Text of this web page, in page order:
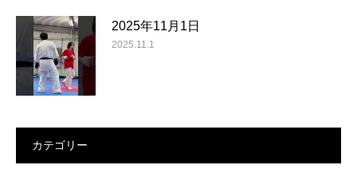
2025年11月1日
2025.11.1
カテゴリー